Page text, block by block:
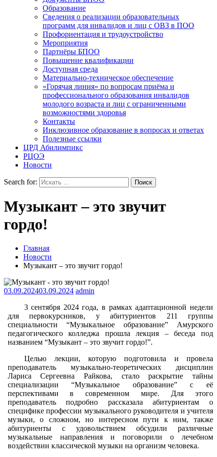
Образование
Сведения о реализации образовательных
программ для инвалидов и лиц с ОВЗ в ПОО
Профориентация и трудоустройство
Мероприятия
Партнёры БПОО
Повышение квалификации
Доступная среда
Материально-техническое обеспечение
«Горячая линия» по вопросам приёма и
профессионального образования инвалидов
молодого возраста и лиц с ограниченными
возможностями здоровья
Контакты
Инклюзивное образование в вопросах и ответах
Полезные ссылки
ЦРД Абилимпикс
РЦОЭ
Новости
Search for:
Музыкант – это звучит
гордо!
Главная
Новости
Музыкант – это звучит гордо!
03.09.202403.09.2024 admin
3 сентября 2024 года, в рамках адаптационной недели
для первокурсников, у абитуриентов 211 группы
специальности “Музыкальное образование” Амурского
педагогического колледжа прошла лекция – беседа под
названием “Музыкант – это звучит гордо!”.
Целью лекции, которую подготовила и провела
преподаватель музыкально-теоретических дисциплин
Лариса Сергеевна Райкова, стало раскрытие тайны
специализации “Музыкальное образование” с её
перспективами в современном мире. Для этого
преподаватель подробно рассказала абитуриентам о
специфике профессии музыкального руководителя и учителя
музыки, о сложном, но интересном пути к ним, также
абитуриенты с удовольствием обсудили различные
музыкальные направления и поговорили о лечебном
воздействии классической музыки на организм человека.